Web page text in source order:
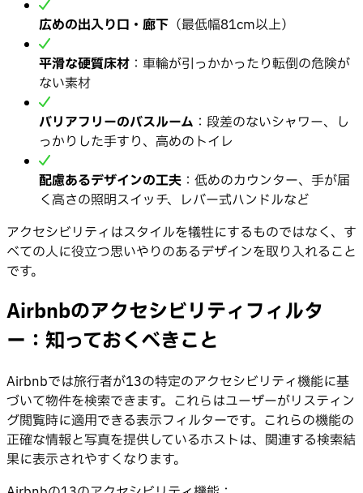
広めの出入り口・廊下 （最低幅81cm以上）
平滑な硬質床材 ：車輪が引っかかったり転倒の危険が
ない素材
バリアフリーのバスルーム ：段差のないシャワー、し
っかりした手すり、高めのトイレ
配慮あるデザインの工夫 ：低めのカウンター、手が届
く高さの照明スイッチ、レバー式ハンドルなど
アクセシビリティはスタイルを犠牲にするものではなく、す
べての人に役立つ思いやりのあるデザインを取り入れること
です。
Airbnbのアクセシビリティフィルタ
ー：知っておくべきこと
Airbnbでは旅行者が13の特定のアクセシビリティ機能に基
づいて物件を検索できます。これらはユーザーがリスティン
グ閲覧時に適用できる表示フィルターです。これらの機能の
正確な情報と写真を提供しているホストは、関連する検索結
果に表示されやすくなります。